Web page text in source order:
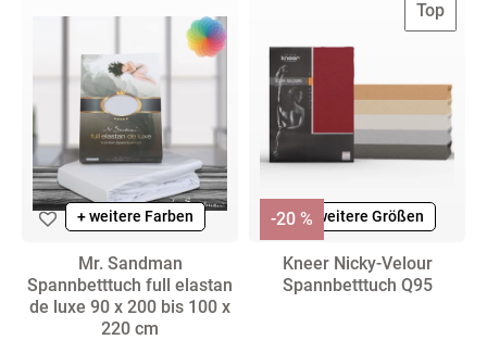
+ weitere Farben
Mr. Sandman
Spannbetttuch full elastan
de luxe 90 x 200 bis 100 x
220 cm
Top
+ weitere Farben
+ weitere Größen
Kneer Nicky-Velour
Spannbetttuch Q95
-20 %